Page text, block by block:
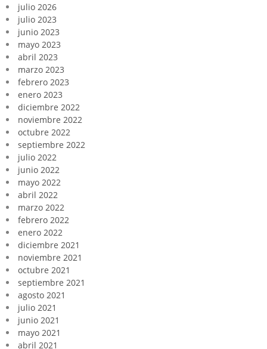
julio 2026
julio 2023
junio 2023
mayo 2023
abril 2023
marzo 2023
febrero 2023
enero 2023
diciembre 2022
noviembre 2022
octubre 2022
septiembre 2022
julio 2022
junio 2022
mayo 2022
abril 2022
marzo 2022
febrero 2022
enero 2022
diciembre 2021
noviembre 2021
octubre 2021
septiembre 2021
agosto 2021
julio 2021
junio 2021
mayo 2021
abril 2021